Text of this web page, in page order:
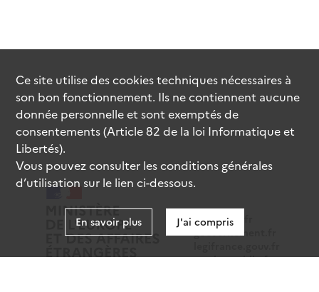
data.gouv.fr
gouvernement.fr
service-public.fr
Ce site utilise descookiestechniques nécessaires à
son bon fonctionnement. Ils ne contiennent aucune
donnée personnelle et sont exemptés de
consentements (Article 82 de la loi Informatique et
Libertés).
Vous pouvez consulter les conditions générales
d’utilisation sur le lien ci-dessous.
En savoir plus J'ai compris